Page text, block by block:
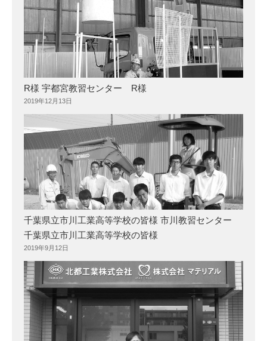
R様 宇都宮教習センター R様
2019年12月13日
千葉県立市川工業高等学校の皆様 市川教習センター
千葉県立市川工業高等学校の皆様
2019年9月12日